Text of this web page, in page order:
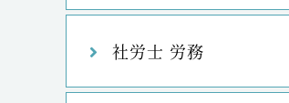
社労士 労務